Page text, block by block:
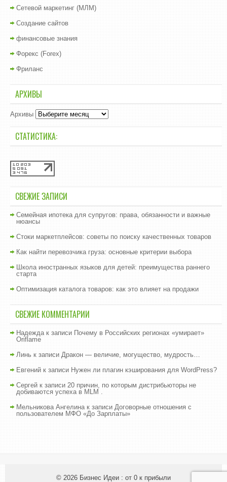
Сетевой маркетинг (МЛМ)
Создание сайтов
финансовые знания
Форекс (Forex)
Фриланс
АРХИВЫ
Архивы
СТАТИСТИКА:
СВЕЖИЕ ЗАПИСИ
Семейная ипотека для супругов: права, обязанности и важные
нюансы
Стоки маркетплейсов: советы по поиску качественных товаров
Как найти перевозчика груза: основные критерии выбора
Школа иностранных языков для детей: преимущества раннего
старта
Оптимизация каталога товаров: как это влияет на продажи
СВЕЖИЕ КОММЕНТАРИИ
Надеждак записи Почему в Российских регионах «умирает»
Oriflame
Линь к записи Дракон — величие, могущество, мудрость…
Евгений к записи Нужен ли плагин кэширования для WordPress?
Сергей к записи 20 причин, по которым дистрибьюторы не
добиваются успеха в MLM .
Мельникова Ангелинак записи Договорные отношения с
пользователем МФО «До Зарплаты»
© 2026 Бизнес Идеи : от 0 к прибыли